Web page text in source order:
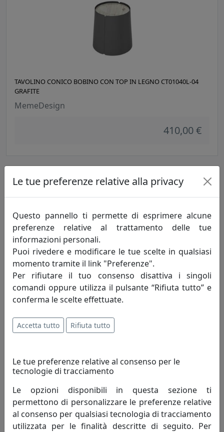
TAVOLINO CONICO BOBINO CON TOP IN LEGNO CT01040L-04
GRAFITE
MemeDesign
410,00 €
TAVOLINO CONICO BOBINO CON TOP IN LEGNO CT01040L-06
CANAPA
MemeDesign
Le tue preferenze relative alla privacy
Questo pannello ti permette di esprimere alcune
preferenze relative al trattamento delle tue
informazioni personali.
Puoi rivedere e modificare le tue scelte in qualsiasi
momento tramite il link "Preferenze".
Per rifiutare il tuo consenso disattiva i singoli
comandi oppure utilizza il pulsante “Rifiuta tutto” e
conferma le scelte effettuate.
Accetta tutto Rifiuta tutto
Le tue preferenze relative al consenso per le
tecnologie di tracciamento
Le opzioni disponibili in questa sezione ti
permettono di personalizzare le preferenze relative
al consenso per qualsiasi tecnologia di tracciamento
utilizzata per le finalità descritte di seguito. Per